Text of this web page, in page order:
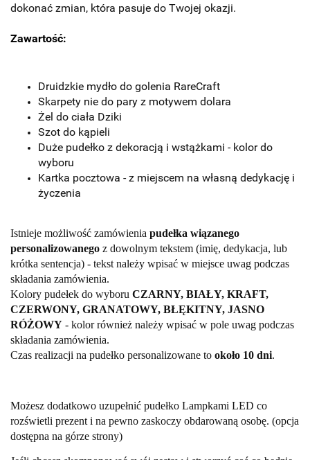
dokonać zmian, która pasuje do Twojej okazji.
Zawartość:
Druidzkie mydło do golenia RareCraft
Skarpety nie do pary z motywem dolara
Żel do ciała Dziki
Szot do kąpieli
Duże pudełko z dekoracją i wstążkami - kolor do
wyboru
Kartka pocztowa - z miejscem na własną dedykację i
życzenia
Istnieje możliwość zamówienia pudełka wiązanego
personalizowanego z dowolnym tekstem (imię, dedykacja, lub
krótka sentencja) - tekst należy wpisać w miejsce uwag podczas
składania zamówienia.
Kolory pudełek do wyboru CZARNY, BIAŁY, KRAFT,
CZERWONY, GRANATOWY, BŁĘKITNY, JASNO
RÓŻOWY - kolor również należy wpisać w pole uwag podczas
składania zamówienia.
Czas realizacji na pudełko personalizowane to około 10 dni.
Możesz dodatkowo uzupełnić pudełko Lampkami LED co
rozświetli prezent i na pewno zaskoczy obdarowaną osobę. (opcja
dostępna na górze strony)